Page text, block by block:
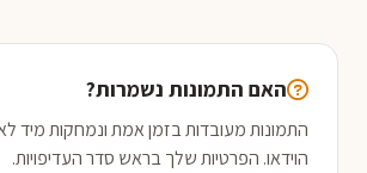
האם התמונות נשמרות?
התמונות מעובדות בזמן אמת ונמחקות מיד
הוידאו. הפרטיות שלך בראש סדר העדיפויות.